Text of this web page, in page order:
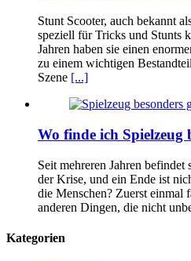
Stunt Scooter, auch bekannt
speziell für Tricks und Stunts
Jahren haben sie einen
zu einem wichtigen
Szene [...]
Wo finde ich Spielzeug
Seit mehreren Jahren
der Krise, und ein Ende ist
die Menschen? Zuerst einmal
anderen Dingen, die nicht
Kategorien